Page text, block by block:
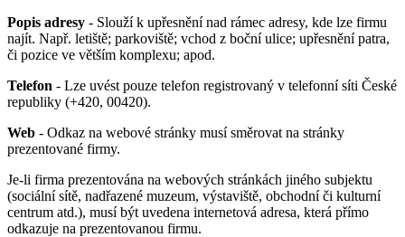
Popis adresy - Slouží k upřesnění nad rámec adresy, kde lze firmu
najít. Např. letiště; parkoviště; vchod z boční ulice; upřesnění patra,
či pozice ve větším komplexu; apod.
Telefon - Lze uvést pouze telefon registrovaný v telefonní síti České
republiky (+420, 00420).
Web - Odkaz na webové stránky musí směrovat na stránky
prezentované firmy.
Je-li firma prezentována na webových stránkách jiného subjektu
(sociální sítě, nadřazené muzeum, výstaviště, obchodní či kulturní
centrum atd.), musí být uvedena internetová adresa, která přímo
odkazuje na prezentovanou firmu.